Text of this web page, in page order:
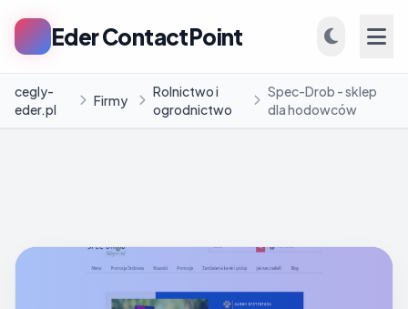
Eder ContactPoint
Blog
cegly-
eder.pl
Firmy
Rolnictwo i
ogrodnictwo
Spec-Drob - sklep
dla hodowców